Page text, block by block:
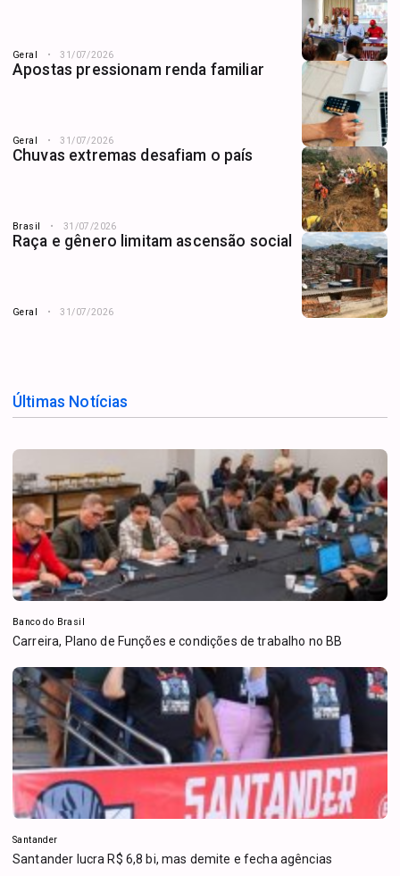
Geral 31/07/2026
Apostas pressionam renda familiar
Geral 31/07/2026
Chuvas extremas desafiam o país
Brasil 31/07/2026
Raça e gênero limitam ascensão social
Geral 31/07/2026
Últimas Notícias
Banco do Brasil
Carreira, Plano de Funções e condições de trabalho no BB
Santander
Santander lucra R$ 6,8 bi, mas demite e fecha agências